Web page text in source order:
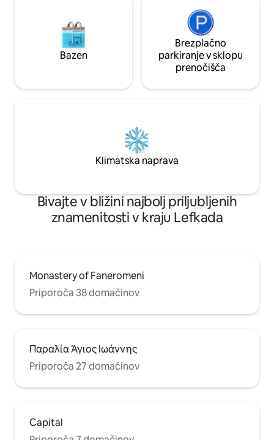
Bazen
Brezplačno
parkiranje v sklopu
prenočišča
Klimatska naprava
Bivajte v bližini najbolj priljubljenih
znamenitosti v kraju Lefkada
Monastery of Faneromeni
Priporoča 38 domačinov
Παραλία Άγιος Ιωάννης
Priporoča 27 domačinov
Capital